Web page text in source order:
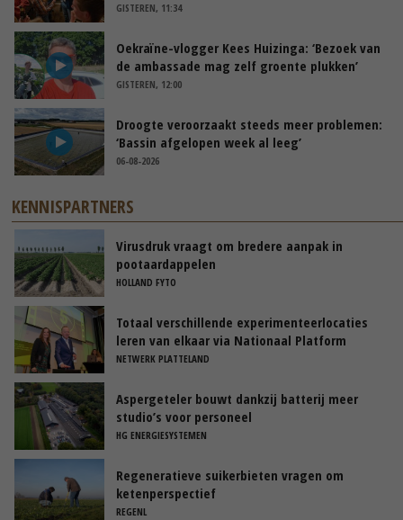
GISTEREN, 11:34
Oekraïne-vlogger Kees Huizinga: ‘Bezoek van
de ambassade mag zelf groente plukken’
GISTEREN, 12:00
Droogte veroorzaakt steeds meer problemen:
‘Bassin afgelopen week al leeg’
06-08-2026
KENNISPARTNERS
Virusdruk vraagt om bredere aanpak in
pootaardappelen
HOLLAND FYTO
Totaal verschillende experimenteerlocaties
leren van elkaar via Nationaal Platform
NETWERK PLATTELAND
Aspergeteler bouwt dankzij batterij meer
studio’s voor personeel
HG ENERGIESYSTEMEN
Regeneratieve suikerbieten vragen om
ketenperspectief
REGENL